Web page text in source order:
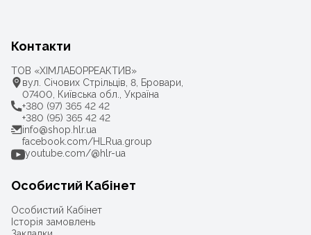
Контакти
ТОВ «ХІМЛАБОРРЕАКТИВ»
вул. Січових Стрільців, 8, Бровари,
07400, Київська обл., Україна
+380 (97) 365 42 42
+380 (95) 365 42 42
info@shop.hlr.ua
facebook.com/HLRua.group
youtube.com/@hlr-ua
Особистий Кабінет
Особистий Кабінет
Історія замовлень